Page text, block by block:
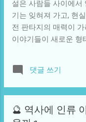
별한 긍정'이란 것이
는 얼굴은 입가에 미
의 불씨를 심었다. 어
녀는 댕댕이를 보고는
리듯 말했다. "그냥 다
식으로 행복해." 이런
소를 지었다. 이 순간
와 회복력, 그리고 사
설은 사람들 사이에서
기는 잊혀져 가고, 현
전 판타지의 매력이
이야기들이 새로운 형
톨킨의 '반지의 제왕'
의 대작들이 이 장르
의와 양극화 같은 현
댓글 쓰기
🔮 역사에 인류